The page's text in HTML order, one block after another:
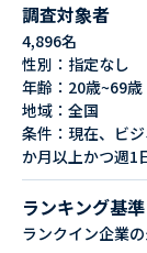
調査対象者
4,896名
性別：指定なし
年齢：20歳~69歳
地域：全国
条件：現在、ビ
か月以上かつ週1
ランキング基準
ランクイン企業